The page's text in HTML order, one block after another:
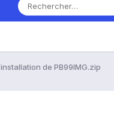
de PB99IMG.zip